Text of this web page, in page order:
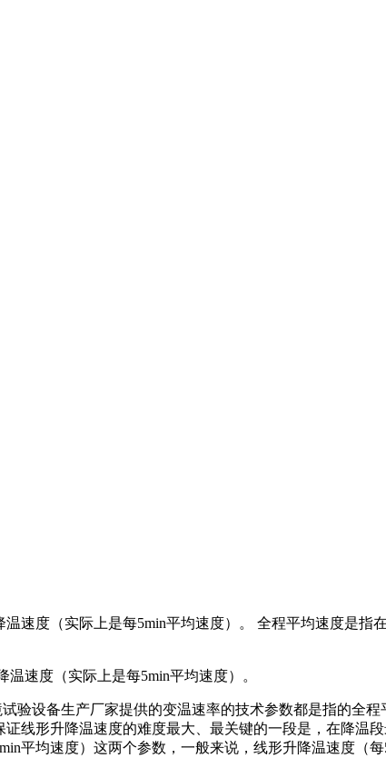
速度（实际上是每5min平均速度）。 全程平均速度是指
速度（实际上是每5min平均速度）。
验设备生产厂家提供的变温速率的技术参数都是指的全
线形升降温速度的难度最大、最关键的一段是，在降温
平均速度）这两个参数，一般来说，线形升降温速度（